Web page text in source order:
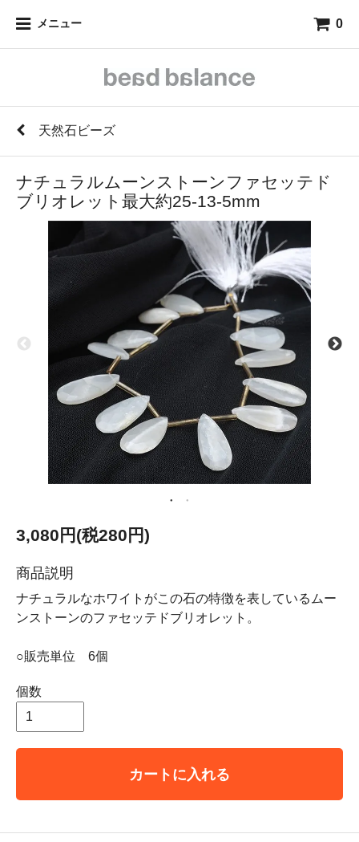
メニュー 0
天然石ビーズ
ナチュラルムーンストーンファセッテド
ブリオレット最大約25-13-5mm
3,080円(税280円)
商品説明
ナチュラルなホワイトがこの石の特徴を表しているムー
ンストーンのファセッテドブリオレット。
○販売単位 6個
個数
カートに入れる